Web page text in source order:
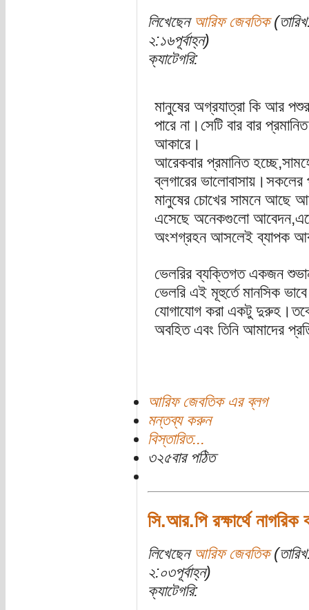
লিখেছেন আরিফ জেবতিক
২:১৬পূর্বাহ্ন)
ক্যাটেগরি:
মানুষের অগ্রযাত্রা কি আর
পারে না।সেটি বার বার
আকারে।
আরেকবার প্রমানিত
ব্লগারের ভালোবাসায়।সকলের
মানুষের চোখের সামনে আছে
এসেছে অনেকগুলো
অংশগ্রহন আসলেই ব্যাপক
ভেলরির ব্যক্তিগত একজন
ভেলরি এই মূহুর্তে মানসিক
যোগাযোগ করা একটু দুরুহ।তবে
অবহিত এবং তিনি আমাদের
আরিফ জেবতিক এর ব্লগ
মন্তব্য করুন
বিস্তারিত...
৩২৫বার পঠিত
সি.আর.পি রক্ষার্থে
লিখেছেন আরিফ জেবতিক
২:০৩পূর্বাহ্ন)
ক্যাটেগরি: